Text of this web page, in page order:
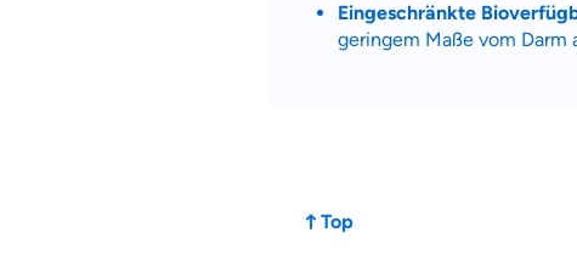
Eingeschränkte
geringem Maße vom
Top